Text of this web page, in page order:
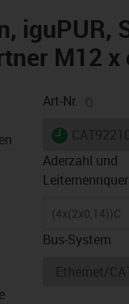
iguPUR,
M12
Art-Nr.
igus-icon-
Aderzahl und
(4x(2x0,14))C
Bus-System